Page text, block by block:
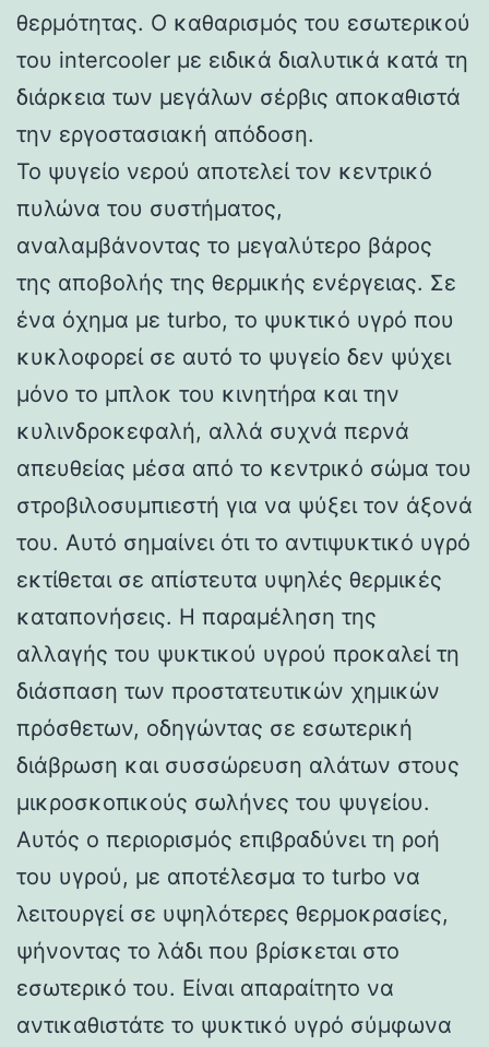
θερμότητας. Ο καθαρισμός του εσωτερικού
του intercooler με ειδικά διαλυτικά κατά τη
διάρκεια των μεγάλων σέρβις αποκαθιστά
την εργοστασιακή απόδοση.
Το ψυγείο νερού αποτελεί τον κεντρικό
πυλώνα του συστήματος,
αναλαμβάνοντας το μεγαλύτερο βάρος
της αποβολής της θερμικής ενέργειας. Σε
ένα όχημα με turbo, το ψυκτικό υγρό που
κυκλοφορεί σε αυτό το ψυγείο δεν ψύχει
μόνο το μπλοκ του κινητήρα και την
κυλινδροκεφαλή, αλλά συχνά περνά
απευθείας μέσα από το κεντρικό σώμα του
στροβιλοσυμπιεστή για να ψύξει τον άξονά
του. Αυτό σημαίνει ότι το αντιψυκτικό υγρό
εκτίθεται σε απίστευτα υψηλές θερμικές
καταπονήσεις. Η παραμέληση της
αλλαγής του ψυκτικού υγρού προκαλεί τη
διάσπαση των προστατευτικών χημικών
πρόσθετων, οδηγώντας σε εσωτερική
διάβρωση και συσσώρευση αλάτων στους
μικροσκοπικούς σωλήνες του ψυγείου.
Αυτός ο περιορισμός επιβραδύνει τη ροή
του υγρού, με αποτέλεσμα το turbo να
λειτουργεί σε υψηλότερες θερμοκρασίες,
ψήνοντας το λάδι που βρίσκεται στο
εσωτερικό του. Είναι απαραίτητο να
αντικαθιστάτε το ψυκτικό υγρό σύμφωνα